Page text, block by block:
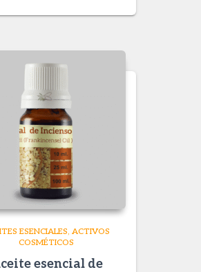
$ 24.400
$ 126.900
ESENCIALES ACTIVOS
COSMÉTICOS
esencial de